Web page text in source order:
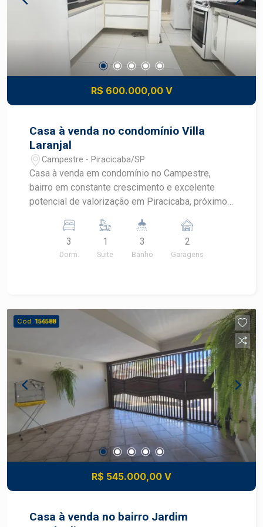
única para construir a casa dos seus sonhos no
Reserva do Engenho, um dos bairros mais
desejados de Piracicaba.
R$ 600.000,00 V
Casa à venda no condomínio Villa
Laranjal
Campestre - Piracicaba/SP
Casa à venda em condomínio no Campestre,
bairro em constante crescimento e excelente
potencial de valorização em Piracicaba, próximo
vasta gama de comércios e serviços. - 94,90m²
de área construída; - 3 dormitórios, sendo 1 suíte
com varanda e todos com armários planejados; -
vagas de garagem. Observação: Aceita
financiamento. Construa o seu futuro com quem é
agente de desenvolvimento do mercado
imobiliário de Piracicaba. Agende sua visita!
3
Dorm.
1
Suite
3
Banho
2
Garagens
Cód. 156588
R$ 545.000,00 V
Casa à venda no bairro Jardim